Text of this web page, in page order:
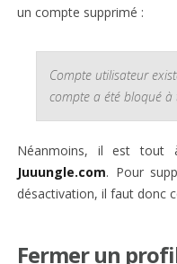
un compte supprimé :
Compte utilisateur
compte a été bloqué à
Néanmoins, il est tout
Juuungle.com. Pour
désactivation, il faut donc
Fermer un